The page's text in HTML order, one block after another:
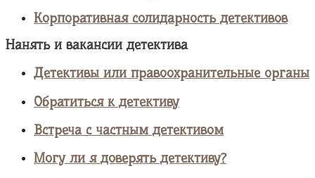
Корпоративная солидарность детективов
Нанять и вакансии детектива
Детективы или правоохранительные органы
Обратиться к детективу
Встреча с частным детективом
Могу ли я доверять детективу?